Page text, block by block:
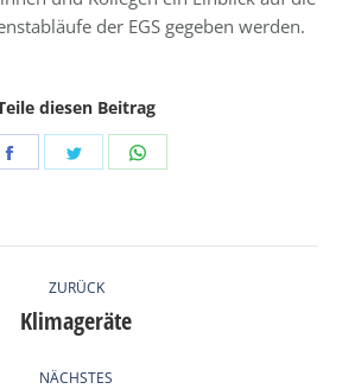
der EGS gegeben werden.
diesen Beitrag
Share
Share
ZURÜCK
Vorheriger
Klimageräte
NÄCHSTES